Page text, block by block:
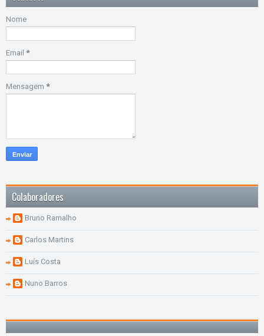
Nome
Email *
Mensagem *
Colaboradores
Bruno Ramalho
Carlos Martins
Luís Costa
Nuno Barros